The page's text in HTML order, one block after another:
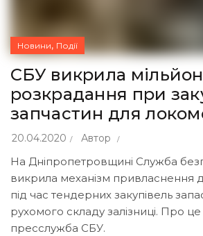
Новини, Події
СБУ викрила
розкрадання при
запчастин для
20.04.2020 Автор
На Дніпропетровщині Служба
викрила механізм привласнення
під час тендерних закупівель
рухомого складу залізниці. Про це
пресслужба СБУ.